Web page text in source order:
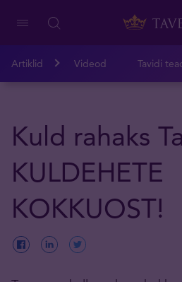
Artiklid Videod Tavidi
Kuld rahaks
KULDEHETE
KOKKUOST!